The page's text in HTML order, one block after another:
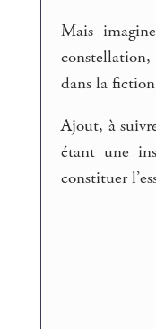
Mais
constellation,
dans la
Ajout, à
étant une
constituer